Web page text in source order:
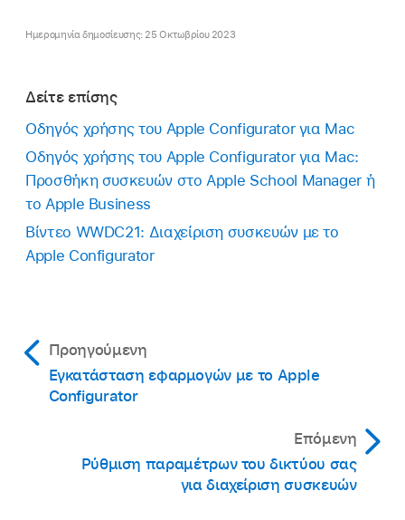
Ημερομηνία δημοσίευσης: 25 Οκτωβρίου 2023
Δείτε επίσης
Οδηγός χρήσης του Apple Configurator για Mac
Οδηγός χρήσης του Apple Configurator για Mac:
Προσθήκη συσκευών στο Apple School Manager ή
το Apple Business
Βίντεο WWDC21: Διαχείριση συσκευών με το
Apple Configurator
Προηγούμενη
Εγκατάσταση εφαρμογών με το Apple
Configurator
Επόμενη
Ρύθμιση παραμέτρων του δικτύου σας
για διαχείριση συσκευών